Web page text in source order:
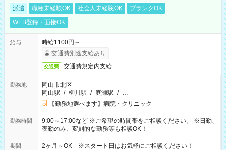
派遣 職種未経験OK 社会人未経験OK
ブランクOK
WEB登録・面接OK
給与
時給1100円～
交通費別途支給あり
交通費 交通費規定内支給
勤務地
岡山市北区
岡山駅 / 柳川駅 / 庭瀬駅 / …
【勤務地選べます】病院・クリニック
勤務時間
9:00～17:00など ※ご希望の時間帯をご相談ください。 ※日勤、
夜勤のみ、変則的な勤務等も相談OK！
期間 2ヶ月～OK ※スタート日はお気軽にご相談ください！